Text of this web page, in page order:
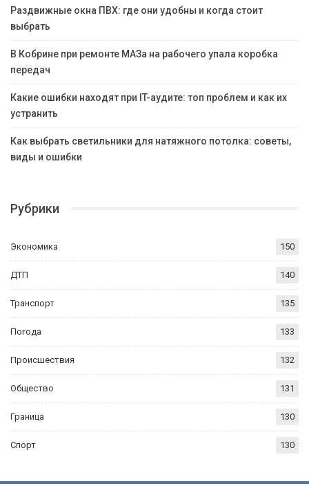
Раздвижные окна ПВХ: где они удобны и когда стоит
выбрать
В Кобрине при ремонте МАЗа на рабочего упала коробка
передач
Какие ошибки находят при IT-аудите: топ проблем и как их
устранить
Как выбрать светильники для натяжного потолка: советы,
виды и ошибки
Рубрики
Экономика 150
ДТП 140
Транспорт 135
Погода 133
Происшествия 132
Общество 131
Граница 130
Спорт 130